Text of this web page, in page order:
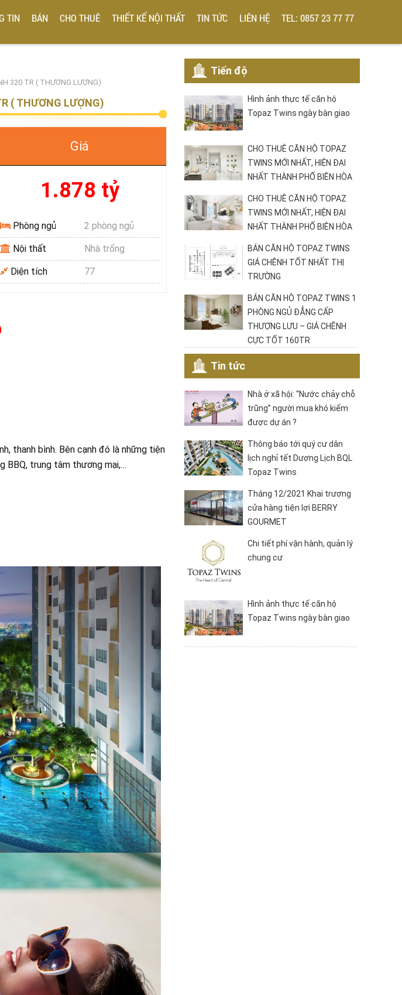
TIN BÁN CHO THUÊ THIẾT KẾ NỘI THẤT TIN TỨC LIÊN HỆ TEL: 0857 23 77 77
320 TR ( THƯƠNG LƯỢNG)
( THƯƠNG LƯỢNG)
Giá
1.878 tỷ
Phòng ngủ 2 phòng ngủ
Nội thất Nhà trống
Diện tích 77
thanh bình. Bên cạnh đó là những tiện
BBQ, trung tâm thương mại,…
Tiến độ
Hình ảnh thực tế căn hộ
Topaz Twins ngày bàn giao
CHO THUÊ CĂN HỘ TOPAZ
TWINS MỚI NHẤT, HIỆN ĐẠI
NHẤT THÀNH PHỐ BIÊN HÒA
CHO THUÊ CĂN HỘ TOPAZ
TWINS MỚI NHẤT, HIỆN ĐẠI
NHẤT THÀNH PHỐ BIÊN HÒA
BÁN CĂN HỘ TOPAZ TWINS
GIÁ CHÊNH TỐT NHẤT THỊ
TRƯỜNG
BÁN CĂN HỘ TOPAZ TWINS 1
PHÒNG NGỦ ĐẲNG CẤP
THƯỢNG LƯU – GIÁ CHÊNH
CỰC TỐT 160TR
Tin tức
Nhà ở xã hội: “Nước chảy chỗ
trũng” người mua khó kiếm
được dự án ?
Thông báo tới quý cư dân
lịch nghỉ tết Dương Lịch BQL
Topaz Twins
Tháng 12/2021 Khai trương
cửa hàng tiện lợi BERRY
GOURMET
Chi tiết phí vận hành, quản lý
chung cư
Hình ảnh thực tế căn hộ
Topaz Twins ngày bàn giao